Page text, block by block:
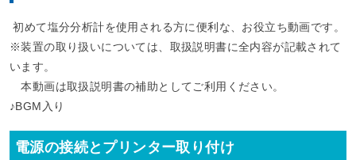
初めて塩分分析計を使用される方に便利な、お役立ち動画です。
※装置の取り扱いについては、取扱説明書に全内容が記載されて
います。
本動画は取扱説明書の補助としてご利用ください。
♪BGM入り
電源の接続とプリンター取り付け